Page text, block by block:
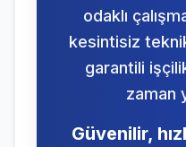
odaklı
kesintisiz
garantili
zaman
Güvenilir,